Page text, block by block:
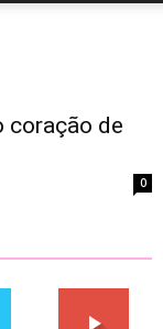
coração de
0